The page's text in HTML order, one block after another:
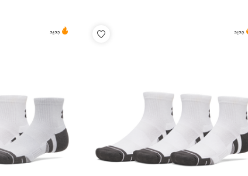
جديد جديد